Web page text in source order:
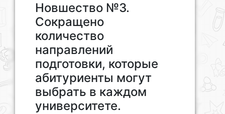
Новшество №3.
Сокращено
количество
направлений
подготовки, которые
абитуриенты могут
выбрать в каждом
университете.